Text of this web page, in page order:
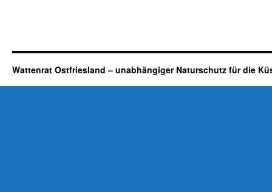
Wattenrat Ostfriesland – unabhängiger Naturschutz für die